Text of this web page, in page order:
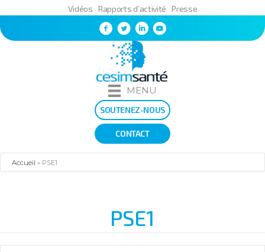
Vidéos Rapports d’activité Presse
MENU
SOUTENEZ-NOUS
CONTACT
Accueil » PSE1
PSE1